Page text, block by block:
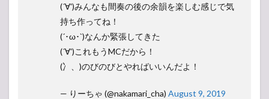
(´∀')みんなも間奏の後の余韻を楽しむ感じで気
持ち作ってね！
(´･ω･`)なんか緊張してきた
(´∀')これもうMCだから！
(冫、)のびのびとやればいいんだよ！
— りーちゃ (@nakamari_cha) August 9, 2019